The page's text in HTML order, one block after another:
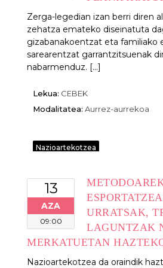
Zerga-legedian izan berri diren
zehatza emateko diseinatuta
gizabanakoentzat eta familiako
sarearentzat garrantzitsuenak
nabarmenduz. [...]
Lekua: CEBEK
Modalitatea: Aurrez-aurrekoa
Nazioartekotzea
13
AZA
09:00
URRATSAK,
LAGUNTZAK
MERKATUETAN
Nazioartekotzea da oraindik